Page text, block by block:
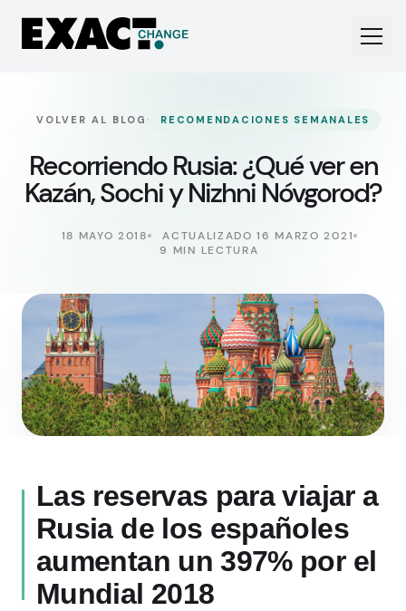
VOLVER AL BLOG · RECOMENDACIONES SEMANALES
Recorriendo Rusia: ¿Qué ver en
Kazán, Sochi y Nizhni Nóvgorod?
18 MAYO 2018
ACTUALIZADO 16 MARZO 2021
9 MIN LECTURA
Las reservas para viajar a
Rusia de los españoles
aumentan un 397% por el
Mundial 2018